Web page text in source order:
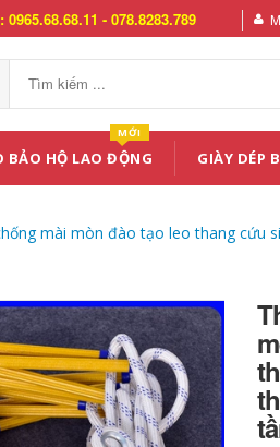
0965.68.68.11 - 078.8283.789
BẢO HỘ LAO ĐỘNG
MỚI
GIÀY DÉP
mài mòn đào tạo leo thang cứu